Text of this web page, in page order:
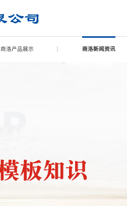
商洛产品展示 商洛新闻资讯